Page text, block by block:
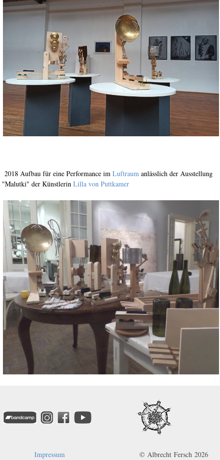
2018 Aufbau für eine Performance im Luftraum anlässlich der Ausstellung
"Malutki" der Künstlerin Lilla von Puttkamer
Impressum © Albrecht Fersch 2026